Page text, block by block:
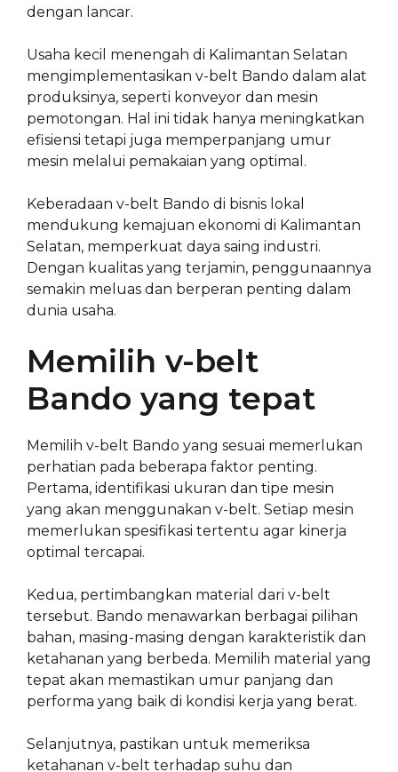
dengan lancar.
Usaha kecil menengah di Kalimantan Selatan
mengimplementasikan v-belt Bando dalam alat
produksinya, seperti konveyor dan mesin
pemotongan. Hal ini tidak hanya meningkatkan
efisiensi tetapi juga memperpanjang umur
mesin melalui pemakaian yang optimal.
Keberadaan v-belt Bando di bisnis lokal
mendukung kemajuan ekonomi di Kalimantan
Selatan, memperkuat daya saing industri.
Dengan kualitas yang terjamin, penggunaannya
semakin meluas dan berperan penting dalam
dunia usaha.
Memilih v-belt
Bando yang tepat
Memilih v-belt Bando yang sesuai memerlukan
perhatian pada beberapa faktor penting.
Pertama, identifikasi ukuran dan tipe mesin
yang akan menggunakan v-belt. Setiap mesin
memerlukan spesifikasi tertentu agar kinerja
optimal tercapai.
Kedua, pertimbangkan material dari v-belt
tersebut. Bando menawarkan berbagai pilihan
bahan, masing-masing dengan karakteristik dan
ketahanan yang berbeda. Memilih material yang
tepat akan memastikan umur panjang dan
performa yang baik di kondisi kerja yang berat.
Selanjutnya, pastikan untuk memeriksa
ketahanan v-belt terhadap suhu dan